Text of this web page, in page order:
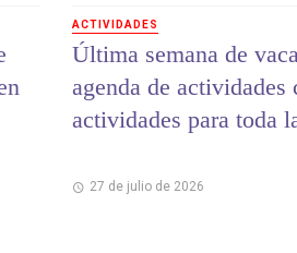
ACTIVIDADES
Última semana de
agenda de actividades
actividades para toda
27 de julio de 2026